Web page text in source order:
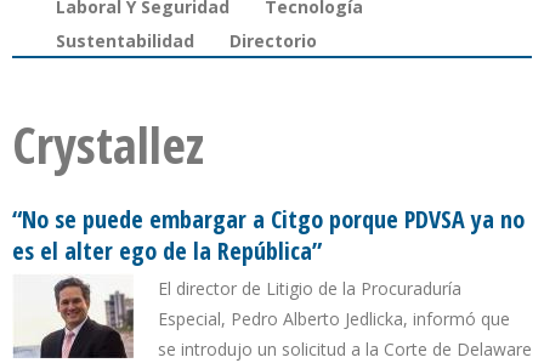
Laboral Y Seguridad
Tecnología
Sustentabilidad
Directorio
Crystallez
“No se puede embargar a Citgo porque PDVSA ya no
es el alter ego de la República”
El director de Litigio de la Procuraduría
Especial, Pedro Alberto Jedlicka, informó que
se introdujo un solicitud a la Corte de Delaware